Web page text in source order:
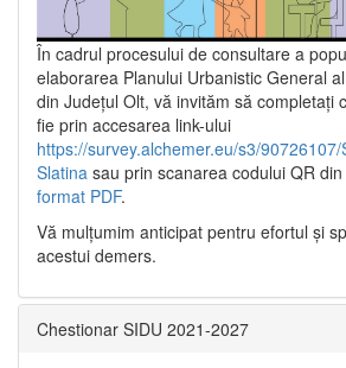
În cadrul procesului de consultare a
elaborarea Planului Urbanistic General
din Județul Olt, vă invităm să completați
fie prin accesarea link-ului
https://survey.alchemer.eu/s3/
Slatina sau prin scanarea codului QR din
format PDF.
Vă mulţumim anticipat pentru efortul şi
acestui demers.
Chestionar SIDU 2021-2027